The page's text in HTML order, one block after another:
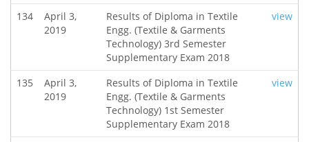
134
April 3,
2019
Results of Diploma in Textile
Engg. (Textile & Garments
Technology) 3rd Semester
Supplementary Exam 2018
view
135
April 3,
2019
Results of Diploma in Textile
Engg. (Textile & Garments
Technology) 1st Semester
Supplementary Exam 2018
view